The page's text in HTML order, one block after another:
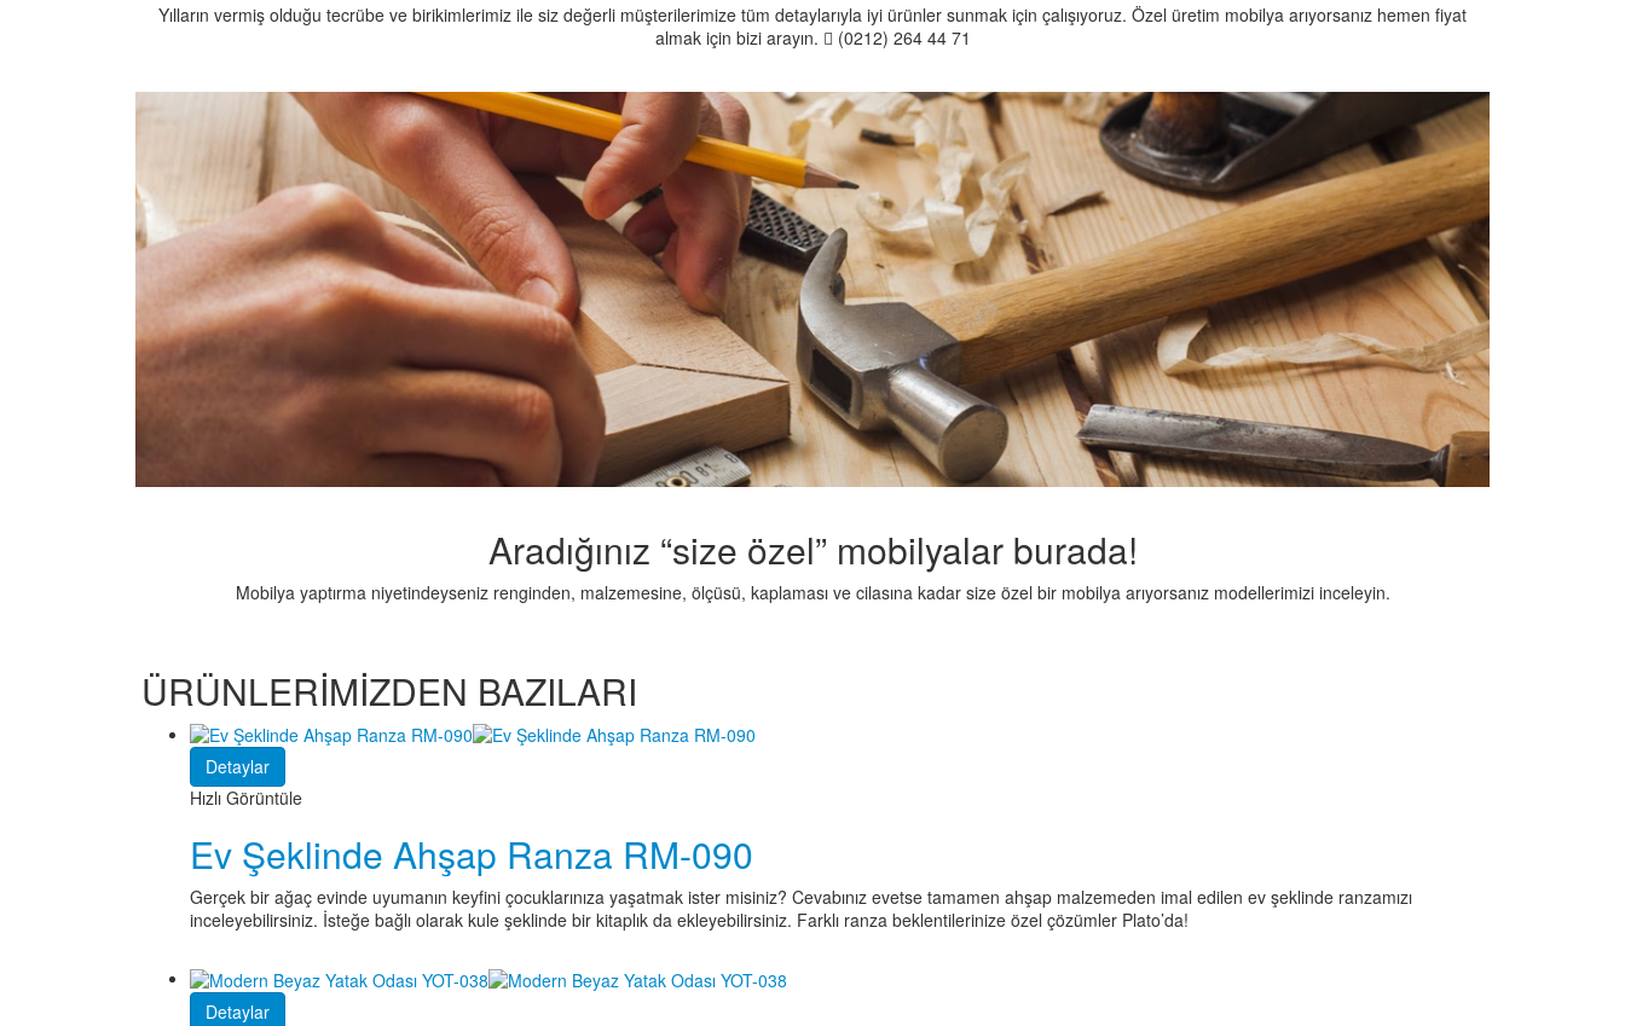
Yılların vermiş olduğu tecrübe ve birikimlerimiz ile siz değerli müşterilerimize tüm detaylarıyla iyi ürünler sunmak için çalışıyoruz. Özel üretim mobilya arıyorsanız hemen fiyat
almak için bizi arayın.
(0212) 264 44 71
Aradığınız “size özel” mobilyalar burada!
Mobilya yaptırma niyetindeyseniz renginden, malzemesine, ölçüsü, kaplaması ve cilasına kadar size özel bir mobilya arıyorsanız modellerimizi inceleyin.
ÜRÜNLERİMİZDEN BAZILARI
Detaylar
Hızlı Görüntüle
Ev Şeklinde Ahşap Ranza RM-090
Gerçek bir ağaç evinde uyumanın keyfini çocuklarınıza yaşatmak ister misiniz? Cevabınız evetse tamamen ahşap malzemeden imal edilen ev şeklinde ranzamızı
inceleyebilirsiniz. İsteğe bağlı olarak kule şeklinde bir kitaplık da ekleyebilirsiniz. Farklı ranza beklentilerinize özel çözümler Plato’da!
Detaylar